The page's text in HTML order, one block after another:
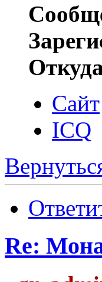
Сайт
ICQ
Re: